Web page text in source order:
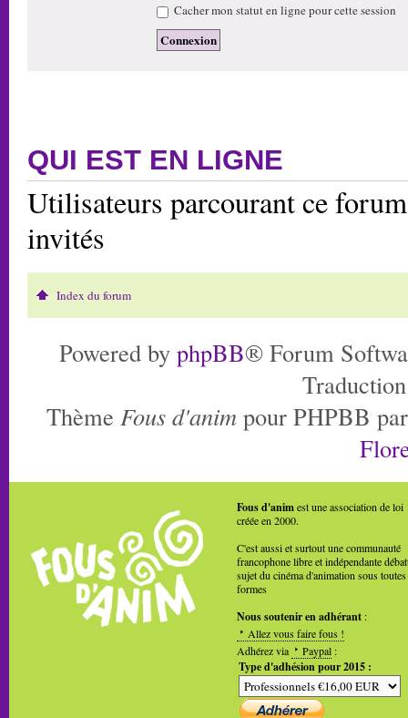
Cacher mon statut en ligne pour cette session
QUI EST EN LIGNE
Utilisateurs parcourant ce
invités
Index du forum
Powered by phpBB® Forum
Thème Fous d'anim pour PHPBB
Fous d'animest une association de loi
créée en 2000.
C'est aussi et surtout une communauté
francophone libre et indépendante
sujet du cinéma d'animation sous toutes
formes
Nous soutenir en adhérant :
Allez vous faire fous !
Adhérez via
Paypal :
Type d'adhésion pour 2015 :